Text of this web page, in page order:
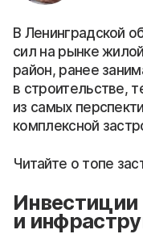
В Ленинградской
сил на рынке
район, ранее
в строительстве,
из самых
комплексной
Читайте о топе
Инвестиции
и